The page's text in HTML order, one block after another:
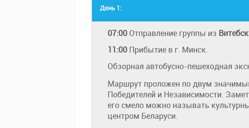
День 1:
07:00 Отправление группы из
11:00 Прибытие в г. Минск.
Обзорная автобусно-пешеходная
Маршрут проложен по двум
Победителей и Независимости.
его смело можно называть
центром Беларуси.